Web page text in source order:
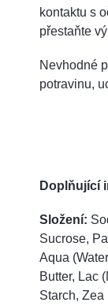
kontaktu s
přestaňte
Nevhodné
potravinu,
Doplňující
Složení:
Sucrose,
Aqua
Butter, Lac
Starch, Zea